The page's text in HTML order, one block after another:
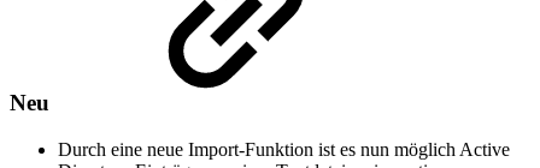
Neu
Durch eine neue Import-Funktion ist es nun möglich Active